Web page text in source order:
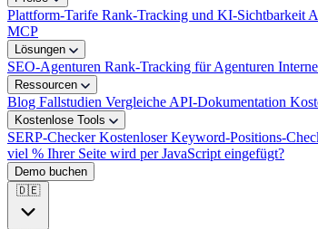
Plattform-Tarife Rank-Tracking und KI-Sichtbarkeit
MCP
Lösungen
SEO-Agenturen Rank-Tracking für Agenturen
Ressourcen
Blog Fallstudien Vergleiche API-Dokumentation
Kostenlose Tools
SERP-CheckerKostenloser Keyword-Positions-
viel % Ihrer Seite wird per JavaScript eingefügt?
Demo buchen
🇩🇪